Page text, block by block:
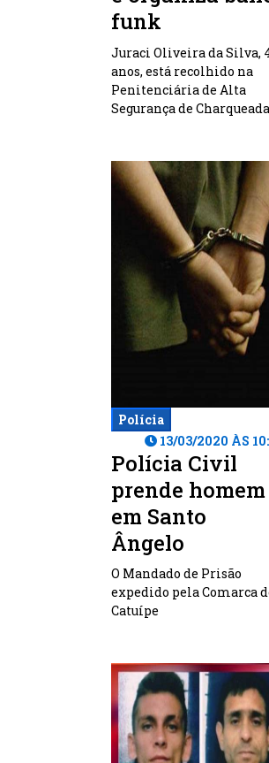
funk
Juraci Oliveira da Silva,
anos, está recolhido na
Penitenciária de Alta
Segurança de
Polícia
13/03/2020 ÀS
Polícia Civil
prende homem
em Santo
Ângelo
O Mandado de Prisão
expedido pela Comarca
Catuípe